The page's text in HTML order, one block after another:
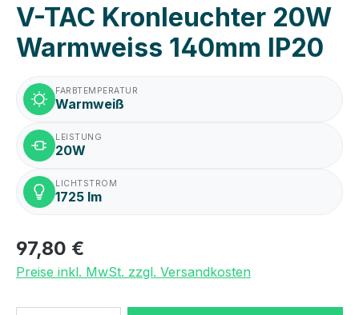
V-TAC Kronleuchter 20W
Warmweiss 140mm IP20
FARBTEMPERATUR
Warmweiß
LEISTUNG
20W
LICHTSTROM
1725 lm
97,80 €
Preise inkl. MwSt. zzgl. Versandkosten